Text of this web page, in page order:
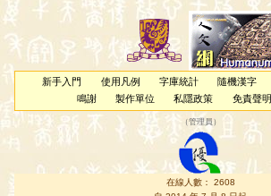
新手入門 使用凡例 字庫統計 隨機漢字
鳴謝
製作單位 私隱政策 免責聲明
（管理員 ）
在線人數： 2608